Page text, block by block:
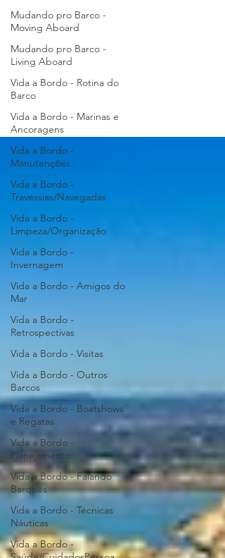
Mudando pro Barco -
Moving Aboard
Mudando pro Barco -
Living Aboard
Vida a Bordo - Rotina do
Barco
Vida a Bordo - Marinas e
Ancoragens
Vida a Bordo -
Manutenções
Vida a Bordo -
Travessias/Navegadas
Vida a Bordo -
Limpeza/Organização
Vida a Bordo -
Invernagem
Vida a Bordo - Amigos do
Mar
Vida a Bordo -
Retrospectivas
Vida a Bordo - Visitas
Vida a Bordo - Outros
Barcos
Vida a Bordo - Boatshows
e Regatas
Vida a Bordo -
Planejamento
Vida a Bordo - Falando
Barquês
Vida a Bordo - Técnicas
Náuticas
Vida a Bordo -